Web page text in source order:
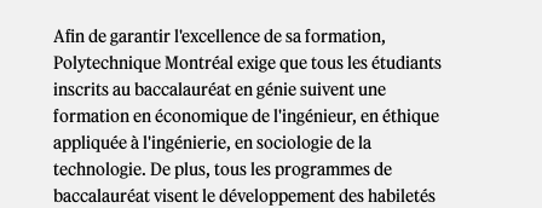
Afin de garantir l'excellence de sa formation,
Polytechnique Montréal exige que tous les étudiants
inscrits au baccalauréat en génie suivent une
formation en économique de l'ingénieur, en éthique
appliquée à l'ingénierie, en sociologie de la
technologie. De plus, tous les programmes de
baccalauréat visent le développement des habiletés